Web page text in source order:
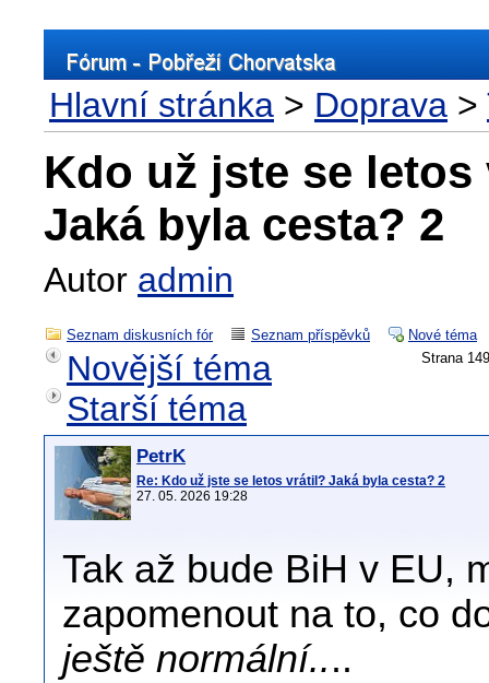
Hlavní stránka > Doprava >
Kdo už jste se
Jaká byla cesta? 2
Autor admin
Seznam diskusních fór Seznam příspěvků
Nové téma
Strana
Novější téma
Starší téma
PetrK
Re: Kdo už jste se letos vrátil? Jaká byla cesta? 2
27. 05. 2026 19:28
Tak až bude BiH v EU,
zapomenout na to, co
ještě normální....